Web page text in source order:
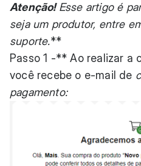
Atenção!Esse artigo é
seja um produtor, entre
suporte.**
Passo 1 -** Ao realizar a
você recebe o e-mail de
pagamento: